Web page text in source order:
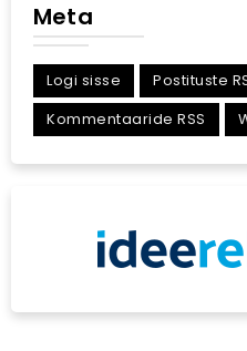
Meta
Logi sisse
Postituste
Kommentaaride RSS